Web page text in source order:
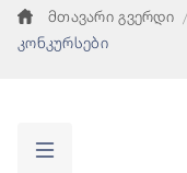
მთავარი გვერდი
კონკურსები